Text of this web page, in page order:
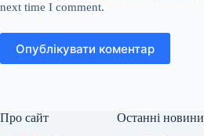
next time I comment.
Опублікувати коментар
Про сайт Останні новини